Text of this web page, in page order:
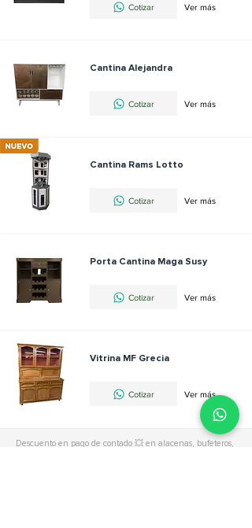
Ver más
Cotizar
Cantina Alejandra
Ver más
Cotizar
Cantina Rams Lotto
Ver más
Cotizar
Porta Cantina Maga Susy
Ver más
Cotizar
Vitrina MF Grecia
Ver más
Cotizar
Descuento en pago de contado 💥 en alacenas, bufeteros,